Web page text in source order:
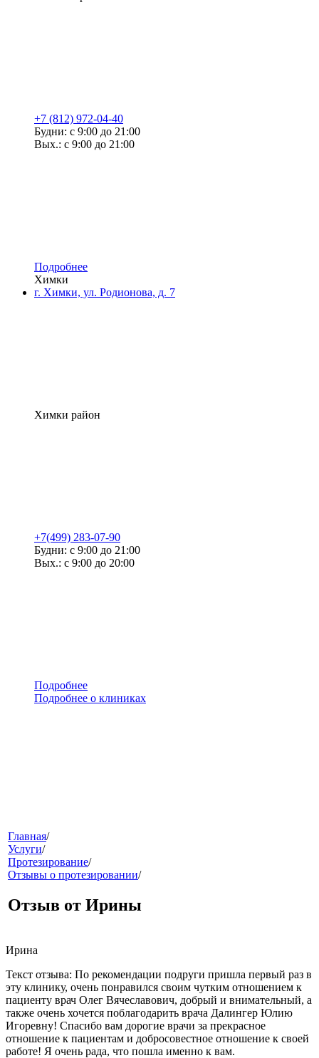
+7 (812) 972-04-40
Будни: с 9:00 до 21:00
Вых.: с 9:00 до 21:00
Подробнее
Химки
г. Химки, ул. Родионова, д. 7
Химки район
+7(499) 283-07-90
Будни: с 9:00 до 21:00
Вых.: с 9:00 до 20:00
Подробнее
Подробнее о клиниках
меню
Главная/
Услуги/
Протезирование/
Отзывы о протезировании/
Отзыв от Ирины
Ирина
Текст отзыва: По рекомендации подруги пришла первый раз в
эту клинику, очень понравился своим чутким отношением к
пациенту врач Олег Вячеславович, добрый и внимательный, а
также очень хочется поблагодарить врача Далингер Юлию
Игоревну! Спасибо вам дорогие врачи за прекрасное
отношение к пациентам и добросовестное отношение к своей
работе! Я очень рада, что пошла именно к вам.